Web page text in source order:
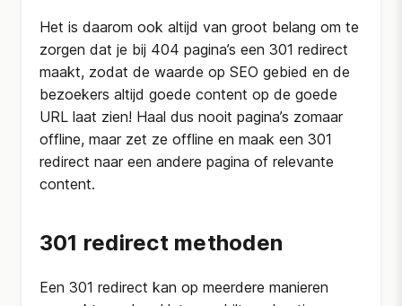
Het is daarom ook altijd van groot belang om te
zorgen dat je bij 404 pagina’s een 301 redirect
maakt, zodat de waarde op SEO gebied en de
bezoekers altijd goede content op de goede
URL laat zien! Haal dus nooit pagina’s zomaar
offline, maar zet ze offline en maak een 301
redirect naar een andere pagina of relevante
content.
301 redirect methoden
Een 301 redirect kan op meerdere manieren